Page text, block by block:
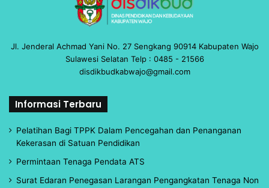
Jl. Jenderal Achmad Yani No. 27 Sengkang 90914 Kabupaten Wajo
Sulawesi Selatan Telp : 0485 - 21566
disdikbudkabwajo@gmail.com
Informasi Terbaru
Pelatihan Bagi TPPK Dalam Pencegahan dan Penanganan
Kekerasan di Satuan Pendidikan
Permintaan Tenaga Pendata ATS
Surat Edaran Penegasan Larangan Pengangkatan Tenaga Non